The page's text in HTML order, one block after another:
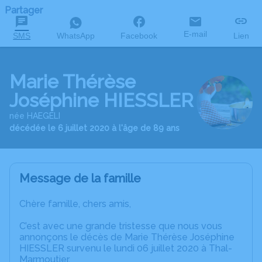
Partager
SMS WhatsApp Facebook E-mail Lien
Marie Thérèse
Joséphine HIESSLER
née HAEGELI
décédée le 6 juillet 2020 à l'âge de 89 ans
Message de la famille
Chère famille, chers amis,
C’est avec une grande tristesse que nous vous
annonçons le décès de Marie Thérèse Joséphine
HIESSLER survenu le lundi 06 juillet 2020 à Thal-
Marmoutier.